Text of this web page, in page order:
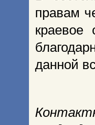
правам
данной